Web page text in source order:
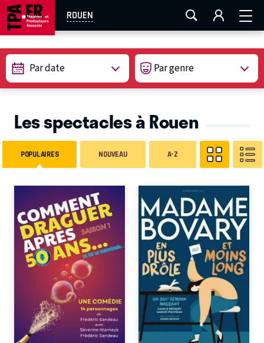
ROUEN
AIX-MARSEILLE LA ROCHELLE
EN TOURNÉE
Par date
Les spectacles à Rouen
POPULAIRES NOUVEAU A-Z